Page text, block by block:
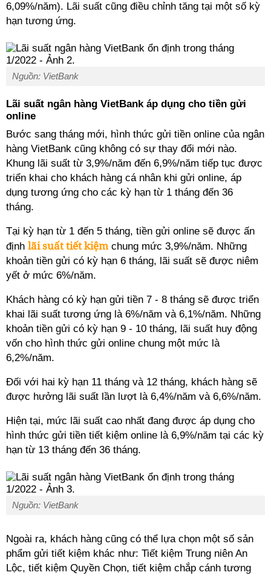
6,09%/năm). Lãi suất cũng điều chỉnh tăng tại một số kỳ
hạn tương ứng.
Nguồn: VietBank
Lãi suất ngân hàng VietBank áp dụng cho tiền gửi
online
Bước sang tháng mới, hình thức gửi tiền online của ngân
hàng VietBank cũng không có sự thay đổi mới nào.
Khung lãi suất từ 3,9%/năm đến 6,9%/năm tiếp tục được
triển khai cho khách hàng cá nhân khi gửi online, áp
dụng tương ứng cho các kỳ hạn từ 1 tháng đến 36
tháng.
Tại kỳ hạn từ 1 đến 5 tháng, tiền gửi online sẽ được ấn
định lãi suất tiết kiệmchung mức 3,9%/năm. Những
khoản tiền gửi có kỳ hạn 6 tháng, lãi suất sẽ được niêm
yết ở mức 6%/năm.
Khách hàng có kỳ hạn gửi tiền 7 - 8 tháng sẽ được triển
khai lãi suất tương ứng là 6%/năm và 6,1%/năm. Những
khoản tiền gửi có kỳ hạn 9 - 10 tháng, lãi suất huy động
vốn cho hình thức gửi online chung một mức là
6,2%/năm.
Đối với hai kỳ hạn 11 tháng và 12 tháng, khách hàng sẽ
được hưởng lãi suất lần lượt là 6,4%/năm và 6,6%/năm.
Hiện tại, mức lãi suất cao nhất đang được áp dụng cho
hình thức gửi tiền tiết kiệm online là 6,9%/năm tại các kỳ
hạn từ 13 tháng đến 36 tháng.
Nguồn: VietBank
Ngoài ra, khách hàng cũng có thể lựa chọn một số sản
phẩm gửi tiết kiệm khác như: Tiết kiệm Trung niên An
Lộc, tiết kiệm Quyền Chọn, tiết kiệm chắp cánh tương